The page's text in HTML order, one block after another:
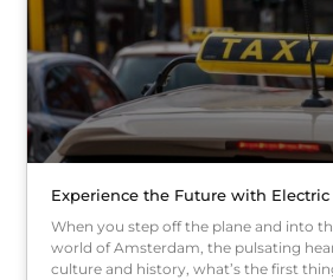
Experience the Future with
When you step off the plane and into
world of Amsterdam, the pulsating
culture and history, what’s the first